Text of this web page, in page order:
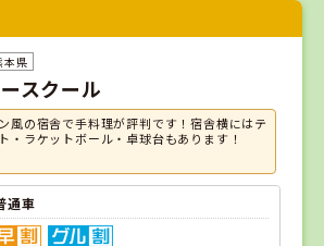
本県
スクール
風の宿舎で手料理が評判です！宿舎横にはテ
・ラケットボール・卓球台もあります！
通車